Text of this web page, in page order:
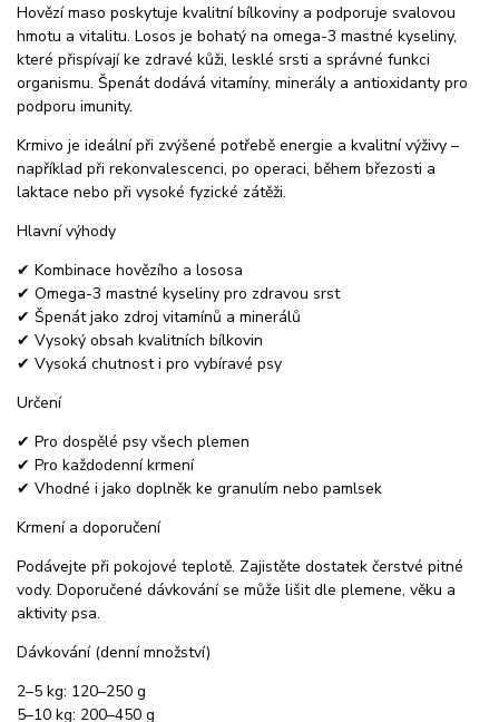
Hovězí maso poskytuje kvalitní bílkoviny a podporuje svalovou
hmotu a vitalitu. Losos je bohatý na omega-3 mastné kyseliny,
které přispívají ke zdravé kůži, lesklé srsti a správné funkci
organismu. Špenát dodává vitamíny, minerály a antioxidanty pro
podporu imunity.
Krmivo je ideální při zvýšené potřebě energie a kvalitní výživy –
například při rekonvalescenci, po operaci, během březosti a
laktace nebo při vysoké fyzické zátěži.
Hlavní výhody
✔ Kombinace hovězího a lososa
✔ Omega-3 mastné kyseliny pro zdravou srst
✔ Špenát jako zdroj vitamínů a minerálů
✔ Vysoký obsah kvalitních bílkovin
✔ Vysoká chutnost i pro vybíravé psy
Určení
✔ Pro dospělé psy všech plemen
✔ Pro každodenní krmení
✔ Vhodné i jako doplněk ke granulím nebo pamlsek
Krmení a doporučení
Podávejte při pokojové teplotě. Zajistěte dostatek čerstvé pitné
vody. Doporučené dávkování se může lišit dle plemene, věku a
aktivity psa.
Dávkování (denní množství)
2–5 kg: 120–250 g
5–10 kg: 200–450 g